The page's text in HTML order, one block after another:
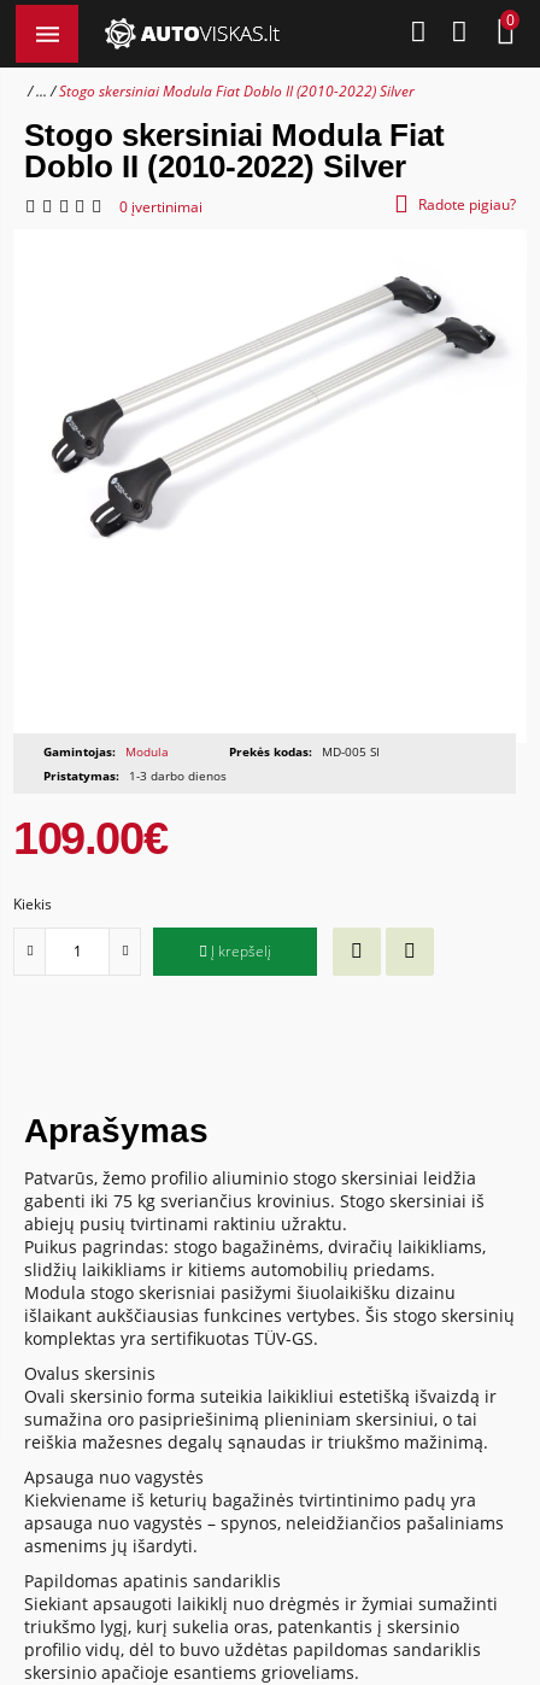
0
... Stogo skersiniai Modula Fiat Doblo II (2010-2022) Silver
Stogo skersiniai Modula Fiat
Doblo II (2010-2022) Silver
0 įvertinimai Radote pigiau?
Gamintojas: Modula Prekės kodas:
MD-005 SI
Pristatymas:
1-3 darbo dienos
109.00€
Kiekis
Į krepšelį
Aprašymas
Patvarūs, žemo profilio aliuminio stogo skersiniai leidžia
gabenti iki 75 kg sveriančius krovinius. Stogo skersiniai iš
abiejų pusių tvirtinami raktiniu užraktu.
Puikus pagrindas: stogo bagažinėms, dviračių laikikliams,
slidžių laikikliams ir kitiems automobilių priedams.
Modula stogo skerisniai pasižymi šiuolaikišku dizainu
išlaikant aukščiausias funkcines vertybes. Šis stogo skersinių
komplektas yra sertifikuotas TÜV-GS.
Ovalus skersinis
Ovali skersinio forma suteikia laikikliui estetišką išvaizdą ir
sumažina oro pasipriešinimą plieniniam skersiniui, o tai
reiškia mažesnes degalų sąnaudas ir triukšmo mažinimą.
Apsauga nuo vagystės
Kiekviename iš keturių bagažinės tvirtintinimo padų yra
apsauga nuo vagystės – spynos, neleidžiančios pašaliniams
asmenims jų išardyti.
Papildomas apatinis sandariklis
Siekiant apsaugoti laikiklį nuo drėgmės ir žymiai sumažinti
triukšmo lygį, kurį sukelia oras, patenkantis į skersinio
profilio vidų, dėl to buvo uždėtas papildomas sandariklis
skersinio apačioje esantiems grioveliams.